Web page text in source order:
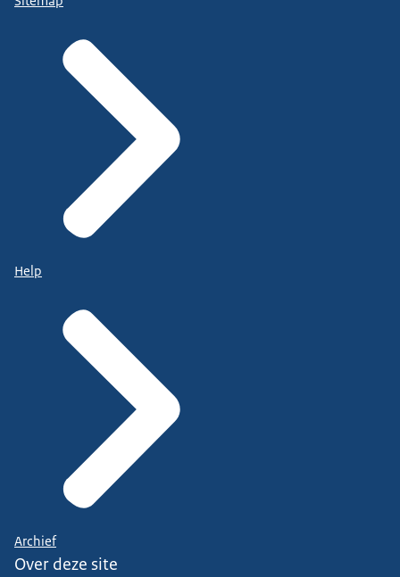
Help
Archief
Over deze site